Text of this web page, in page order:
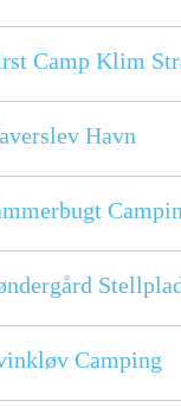
Camp Klim
Havn
Camping